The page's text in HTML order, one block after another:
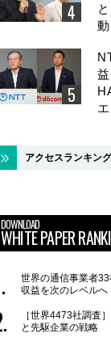
アクセスランキン
DOWNLOAD
WHITE PAPER
世界の通信事業者
収益を次のレベルへ
［世界4473社調査
と先駆企業の戦略